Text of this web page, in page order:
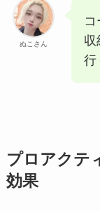
ぬこさん
収
行
プロアクテ
効果